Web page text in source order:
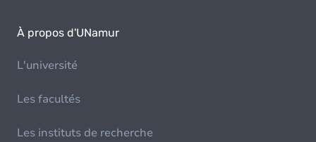
À propos d'UNamur
L'université
Les facultés
Les instituts de recherche